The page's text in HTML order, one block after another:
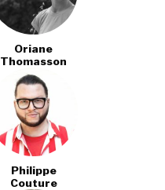
Oriane
Thomasson
Philippe
Couture